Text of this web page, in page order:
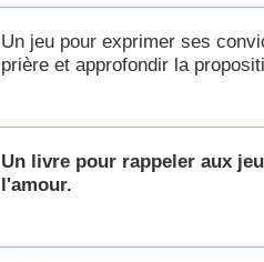
Un jeu pour exprimer ses
prière et approfondir la
Un livre pour rappeler aux
l'amour.